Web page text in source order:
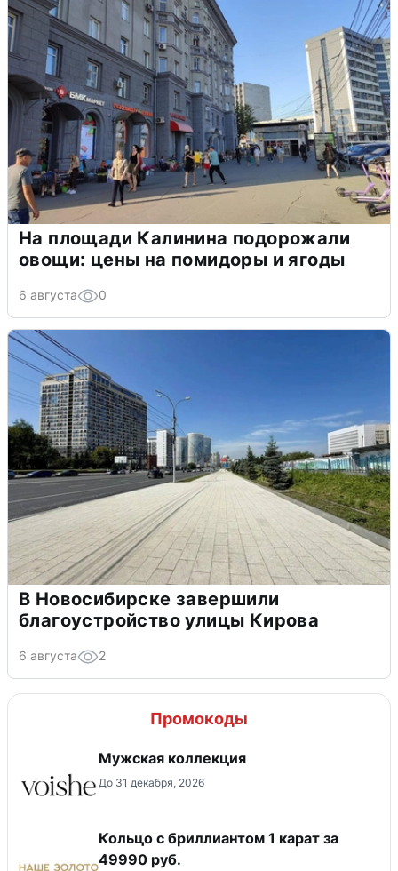
На площади Калинина подорожали
овощи: цены на помидоры и ягоды
6 августа 0
В Новосибирске завершили
благоустройство улицы Кирова
6 августа 2
Промокоды
Мужская коллекция
До 31 декабря, 2026
Кольцо с бриллиантом 1 карат за
49990 руб.